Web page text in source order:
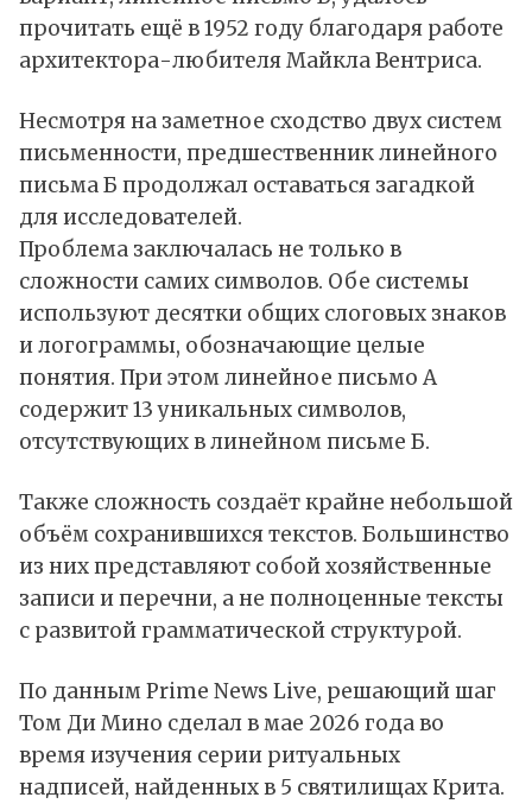
прочитать ещё в 1952 году благодаря работе
архитектора-любителя Майкла Вентриса.
Несмотря на заметное сходство двух систем
письменности, предшественник линейного
письма Б продолжал оставаться загадкой
для исследователей.
Проблема заключалась не только в
сложности самих символов. Обе системы
используют десятки общих слоговых знаков
и логограммы, обозначающие целые
понятия. При этом линейное письмо А
содержит 13 уникальных символов,
отсутствующих в линейном письме Б.
Также сложность создаёт крайне небольшой
объём сохранившихся текстов. Большинство
из них представляют собой хозяйственные
записи и перечни, а не полноценные тексты
с развитой грамматической структурой.
По даннымPrime News Live, решающий шаг
Том Ди Мино сделал в мае 2026 года во
время изучения серии ритуальных
надписей, найденных в 5 святилищах Крита.